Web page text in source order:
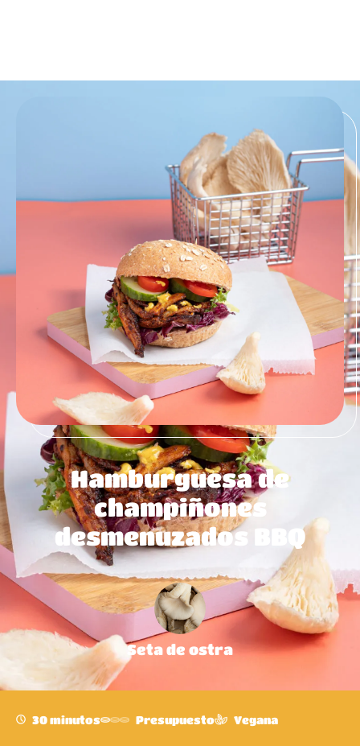
Hamburguesa de
champiñones
desmenuzados BBQ
Seta de ostra
30 minutos Presupuesto Vegana